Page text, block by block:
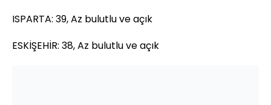
ISPARTA: 39, Az bulutlu ve açık
ESKİŞEHİR: 38, Az bulutlu ve açık